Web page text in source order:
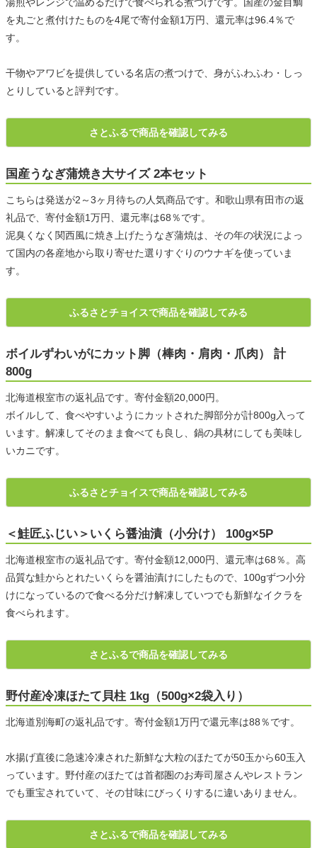
を丸ごと煮付けたものを4尾で寄付金額1万円、還元率は96.4％で
す。
干物やアワビを提供している名店の煮つけで、身がふわふわ・しっ
とりしていると評判です。
さとふるで商品を確認してみる
国産うなぎ蒲焼き大サイズ 2本セット
こちらは発送が2～3ヶ月待ちの人気商品です。和歌山県有田市の返
礼品で、寄付金額1万円、還元率は68％です。
泥臭くなく関西風に焼き上げたうなぎ蒲焼は、その年の状況によっ
て国内の各産地から取り寄せた選りすぐりのウナギを使っていま
す。
ふるさとチョイスで商品を確認してみる
ボイルずわいがにカット脚（棒肉・肩肉・爪肉） 計
800g
北海道根室市の返礼品です。寄付金額20,000円。
ボイルして、食べやすいようにカットされた脚部分が計800g入って
います。解凍してそのまま食べても良し、鍋の具材にしても美味し
いカニです。
ふるさとチョイスで商品を確認してみる
＜鮭匠ふじい＞いくら醤油漬（小分け） 100g×5P
北海道根室市の返礼品です。寄付金額12,000円、還元率は68％。高
品質な鮭からとれたいくらを醤油漬けにしたもので、100gずつ小分
けになっているので食べる分だけ解凍していつでも新鮮なイクラを
食べられます。
さとふるで商品を確認してみる
野付産冷凍ほたて貝柱 1kg（500g×2袋入り）
北海道別海町の返礼品です。寄付金額1万円で還元率は88％です。
水揚げ直後に急速冷凍された新鮮な大粒のほたてが50玉から60玉入
っています。野付産のほたては首都圏のお寿司屋さんやレストラン
でも重宝されていて、その甘味にびっくりするに違いありません。
さとふるで商品を確認してみる